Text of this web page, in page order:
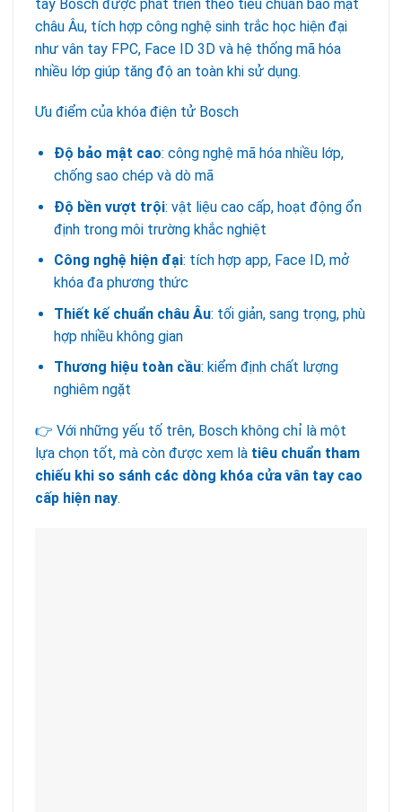
tay Bosch được phát triển theo tiêu chuẩn bảo mật
châu Âu, tích hợp công nghệ sinh trắc học hiện đại
như vân tay FPC, Face ID 3D và hệ thống mã hóa
nhiều lớp giúp tăng độ an toàn khi sử dụng.
Ưu điểm của khóa điện tử Bosch
Độ bảo mật cao: công nghệ mã hóa nhiều lớp,
chống sao chép và dò mã
Độ bền vượt trội: vật liệu cao cấp, hoạt động ổn
định trong môi trường khắc nghiệt
Công nghệ hiện đại: tích hợp app, Face ID, mở
khóa đa phương thức
Thiết kế chuẩn châu Âu: tối giản, sang trọng, phù
hợp nhiều không gian
Thương hiệu toàn cầu: kiểm định chất lượng
nghiêm ngặt
👉 Với những yếu tố trên, Bosch không chỉ là một
lựa chọn tốt, mà còn được xem là tiêu chuẩn tham
chiếu khi so sánh các dòng khóa cửa vân tay cao
cấp hiện nay.